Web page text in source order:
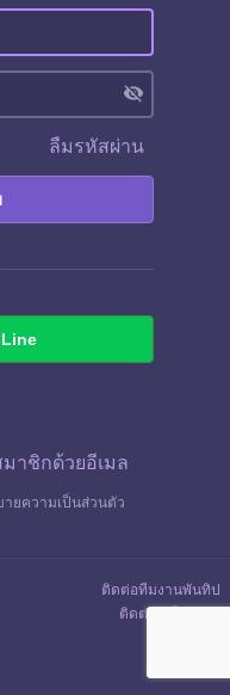
visibility_off
ลืมรหัสผ่าน
าชิกด้วยอีเมล
ายความเป็นส่วนตัว
ติดต่อทีมงานพันทิป
ติดต่อลงโฆษณา